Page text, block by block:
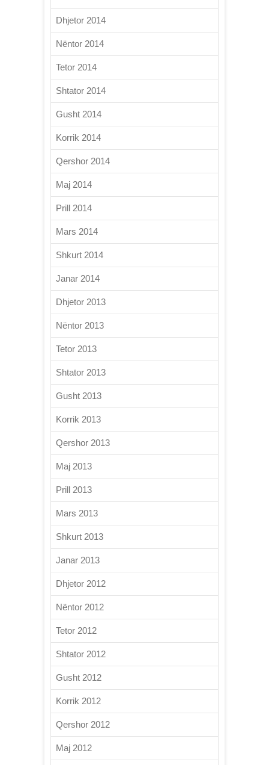
Dhjetor 2014
Nëntor 2014
Tetor 2014
Shtator 2014
Gusht 2014
Korrik 2014
Qershor 2014
Maj 2014
Prill 2014
Mars 2014
Shkurt 2014
Janar 2014
Dhjetor 2013
Nëntor 2013
Tetor 2013
Shtator 2013
Gusht 2013
Korrik 2013
Qershor 2013
Maj 2013
Prill 2013
Mars 2013
Shkurt 2013
Janar 2013
Dhjetor 2012
Nëntor 2012
Tetor 2012
Shtator 2012
Gusht 2012
Korrik 2012
Qershor 2012
Maj 2012